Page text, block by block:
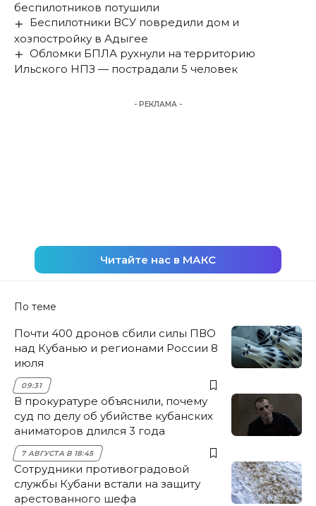
беспилотников потушили
Беспилотники ВСУ повредили дом и
хозпостройку в Адыгее
Обломки БПЛА рухнули на территорию
Ильского НПЗ — пострадали 5 человек
- РЕКЛАМА -
Читайте нас в МАКС
По теме
Почти 400 дронов сбили силы ПВО
над Кубанью и регионами России 8
июля
09:31
В прокуратуре объяснили, почему
суд по делу об убийстве кубанских
аниматоров длился 3 года
7 АВГУСТА В 18:45
Сотрудники противоградовой
службы Кубани встали на защиту
арестованного шефа